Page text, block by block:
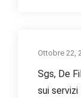
Ottobre 22,
Sgs, De
sui servizi